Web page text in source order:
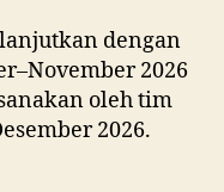
dengan
2026
oleh tim
2026.